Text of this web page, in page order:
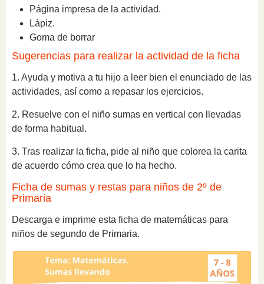
Página impresa de la actividad.
Lápiz.
Goma de borrar
Sugerencias para realizar la actividad de la ficha
1. Ayuda y motiva a tu hijo a leer bien el enunciado de las
actividades, así como a repasar los ejercicios.
2. Resuelve con el niño sumas en vertical con llevadas
de forma habitual.
3. Tras realizar la ficha, pide al niño que colorea la carita
de acuerdo cómo crea que lo ha hecho.
Ficha de sumas y restas para niños de 2º de
Primaria
Descarga e imprime esta ficha de matemáticas para
niños de segundo de Primaria.